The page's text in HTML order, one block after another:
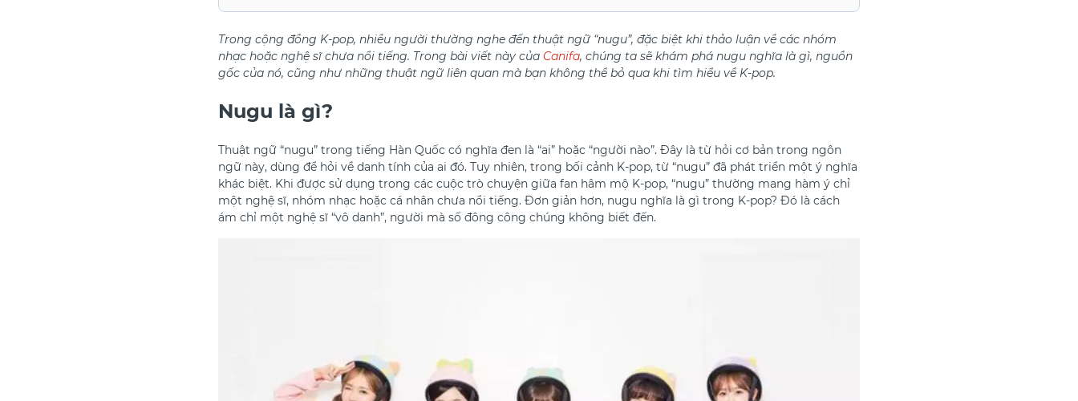
Trong cộng đồng K-pop, nhiều người thường nghe đến thuật ngữ “nugu”, đặc biệt khi thảo luận về các nhóm
nhạc hoặc nghệ sĩ chưa nổi tiếng. Trong bài viết này của Canifa, chúng ta sẽ khám phá nugu nghĩa là gì, nguồn
gốc của nó, cũng như những thuật ngữ liên quan mà bạn không thể bỏ qua khi tìm hiểu về K-pop.
Nugu là gì?
Thuật ngữ “nugu” trong tiếng Hàn Quốc có nghĩa đen là “ai” hoặc “người nào”. Đây là từ hỏi cơ bản trong ngôn
ngữ này, dùng để hỏi về danh tính của ai đó. Tuy nhiên, trong bối cảnh K-pop, từ “nugu” đã phát triển một ý nghĩa
khác biệt. Khi được sử dụng trong các cuộc trò chuyện giữa fan hâm mộ K-pop, “nugu” thường mang hàm ý chỉ
một nghệ sĩ, nhóm nhạc hoặc cá nhân chưa nổi tiếng. Đơn giản hơn, nugu nghĩa là gì trong K-pop? Đó là cách
ám chỉ một nghệ sĩ “vô danh”, người mà số đông công chúng không biết đến.